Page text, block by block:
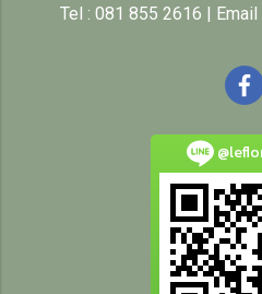
Tel : 081 855 2616 | Email